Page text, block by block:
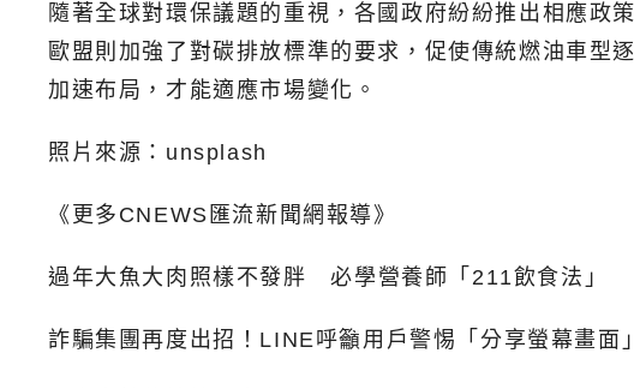
隨著全球對環保議題的重視，各國政府紛紛推出相應政
歐盟則加強了對碳排放標準的要求，促使傳統燃油車型
加速布局，才能適應市場變化。
照片來源：unsplash
《更多CNEWS匯流新聞網報導》
過年大魚大肉照樣不發胖 必學營養師「211飲食法」
詐騙集團再度出招！LINE呼籲用戶警惕「分享螢幕畫面